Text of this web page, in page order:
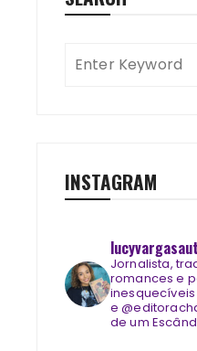
INSTAGRAM
Jornalista,
romances e
inesquecíveis
e
de um